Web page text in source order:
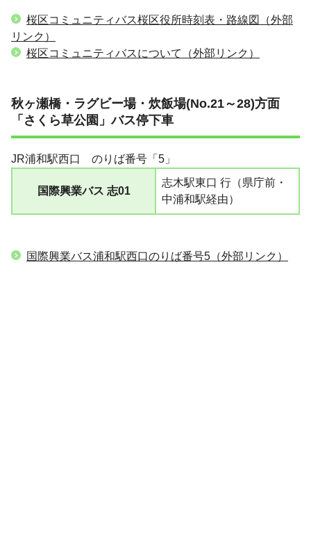
桜区コミュニティバス桜区役所時刻表・路線図（外部
リンク）
桜区コミュニティバスについて（外部リンク）
秋ヶ瀬橋・ラグビー場・炊飯場(No.21～28)方面
「 さくら草公園」バス停下車
JR浦和駅西口 のりば番号「5」
国際興業バス 志01
志木駅東口 行（県庁前・
中浦和駅経由）
国際興業バス浦和駅西口のりば番号5（外部リンク）